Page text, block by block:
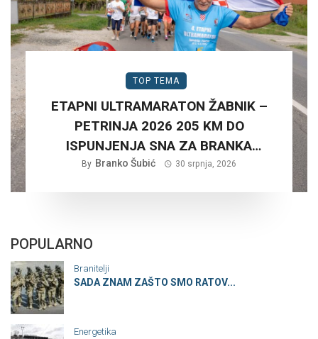
TOP TEMA
ETAPNI ULTRAMARATON ŽABNIK –
PETRINJA 2026 205 KM DO
ISPUNJENJA SNA ZA BRANKA
ŠUBIĆA…
By Branko Šubić 30 srpnja, 2026
POPULARNO
Branitelji
SADA ZNAM ZAŠTO SMO RATOV...
Energetika